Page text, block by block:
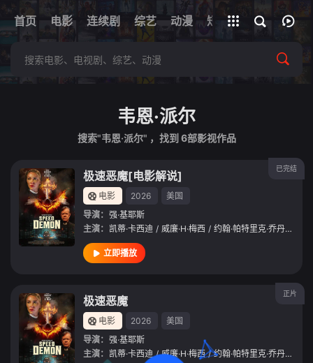
首页 电影 连续剧 综艺 动漫 短剧 网址
全部影片
韦恩·派尔
搜索"韦恩·派尔" ，找到 6部影视作品
已完结
极速恶魔[电影解说]
电影 2026
美国
导演： 强·基耶斯
主演： 凯蒂·卡西迪 / 威廉·H·梅西 / 约翰·帕特里克·乔丹 /
立即播放
正片
极速恶魔
电影 2026
美国
导演： 强·基耶斯
主演： 凯蒂·卡西迪 / 威廉·H·梅西 / 约翰·帕特里克·乔丹 /